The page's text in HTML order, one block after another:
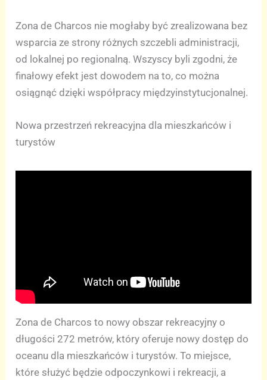
Zona de Charcos nie mogłaby być zrealizowana bez
wsparcia ze strony różnych szczebli administracji,
od lokalnej po regionalną. Wszyscy byli zgodni, że
finałowy efekt jest dowodem na to, co można
osiągnąć dzięki współpracy międzyinstytucjonalnej.
Nowa przestrzeń rekreacyjna dla mieszkańców i
turystów
Zona de Charcos to nowy obszar rekreacyjny o
długości 272 metrów, który oferuje nowy dostęp do
oceanu dla mieszkańców i turystów. To miejsce,
które służyć będzie odpoczynkowi i rekreacji, a